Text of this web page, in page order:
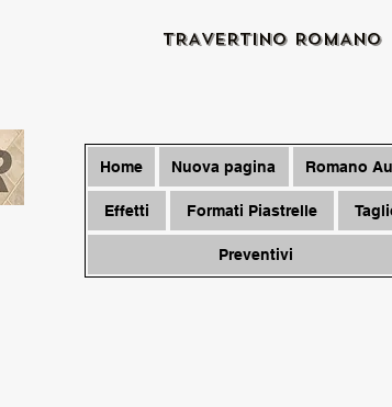
TRAVERTINO ROMANO
Home Nuova pagina Romano
Effetti Formati Piastrelle
Preventivi